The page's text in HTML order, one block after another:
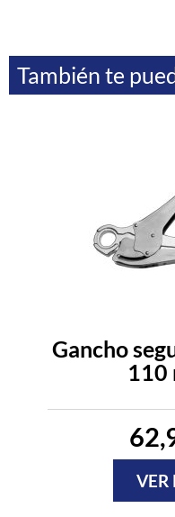
También te
Gancho
110
VER